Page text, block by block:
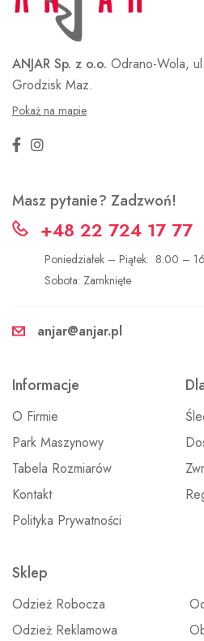
ANJAR Sp. z o.o. Odrano-Wola,
Grodzisk Maz.
Pokaż na mapie
Masz pytanie? Zadzwoń!
+48 22 724 17 77
Poniedziałek – Piątek: 8:00 –
Sobota: Zamknięte
anjar@anjar.pl
Informacje
O Firmie
Park Maszynowy
Tabela Rozmiarów
Kontakt
Polityka Prywatności
Sklep
Odzież Robocza
Odzież Reklamowa